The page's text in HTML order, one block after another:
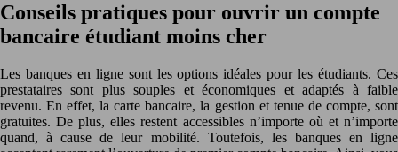
Conseils pratiques pour ouvrir un compte
bancaire étudiant moins cher
Les banques en ligne sont les options idéales pour les étudiants. Ces
prestataires sont plus souples et économiques et adaptés à faible
revenu. En effet, la carte bancaire, la gestion et tenue de compte, sont
gratuites. De plus, elles restent accessibles n’importe où et n’importe
quand, à cause de leur mobilité. Toutefois, les banques en ligne